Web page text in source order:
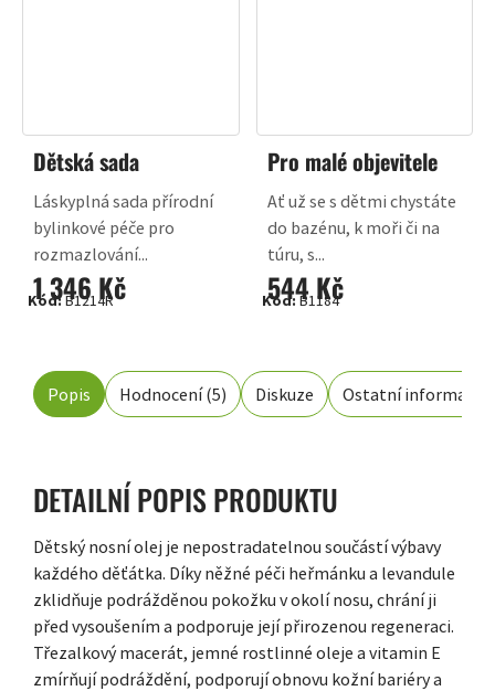
Dětská sada
1 346 Kč
Láskyplná sada přírodní
bylinkové péče pro
rozmazlování...
Kód:B1214R
Pro malé objevitele
544 Kč
Ať už se s dětmi chystáte
do bazénu, k moři či na
túru, s...
Kód:B1184
Popis Hodnocení (5) Diskuze Ostatní informace
DETAILNÍ POPIS PRODUKTU
Dětský nosní olej je nepostradatelnou součástí výbavy
každého děťátka. Díky něžné péči heřmánku a levandule
zklidňuje podrážděnou pokožku v okolí nosu, chrání ji
před vysoušením a podporuje její přirozenou regeneraci.
Třezalkový macerát, jemné rostlinné oleje a vitamin E
zmírňují podráždění, podporují obnovu kožní bariéry a